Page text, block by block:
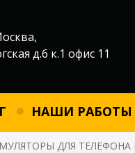
д.6 к.1 офис 11
НАШИ РАБОТЫ
ДЛЯ ТЕЛЕФОНА